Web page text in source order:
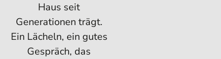
Haus seit
Generationen trägt.
Ein Lächeln, ein gutes
Gespräch, das